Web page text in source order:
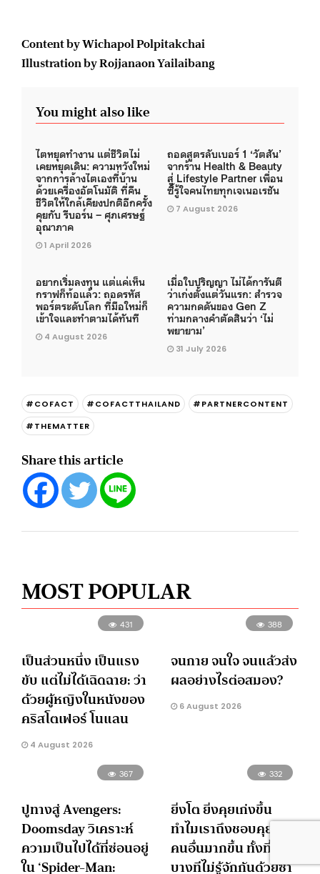
Content by Wichapol Polpitakchai
Illustration by Rojjanaon Yailaibang
You might also like
ไตหยุดทำงาน แต่ชีวิตไม่
เคยหยุดเดิน: ความหวังใหม่
จากการล้างไตเองที่บ้าน
ด้วยเครื่องอัตโนมัติ ที่คืน
ชีวิตให้ใกล้เคียงปกติอีกครั้ง
คุยกับ รีบอร์น – ศุภเศรษฐ์
อุณาภาค
1 April 2026
ถอดสูตรลับเบอร์ 1 ‘วัตสัน’
จากร้าน Health & Beauty
สู่ Lifestyle Partner เพื่อน
ซี้รู้ใจคนไทยทุกเจเนอเรชัน
7 August 2026
อยากเริ่มลงทุน แต่แค่เห็น
กราฟก็ท้อแล้ว: ถอดรหัส
พอร์ตระดับโลก ที่มือใหม่ก็
เข้าใจและทำตามได้ทันที
4 August 2026
เมื่อใบปริญญา ไม่ได้การันตี
ว่าเก่งตั้งแต่วันแรก: สำรวจ
ความกดดันของ Gen Z
ท่ามกลางคำตัดสินว่า ‘ไม่
พยายาม’
31 July 2026
#COFACT #COFACTTHAILAND
#PARTNERCONTENT
#THEMATTER
Share this article
MOST POPULAR
431
เป็นส่วนหนึ่ง เป็นแรง
ขับ แต่ไม่ได้เฉิดฉาย: ว่า
ด้วยผู้หญิงในหนังของ
คริสโตเฟอร์ โนแลน
4 August 2026
388
จนกาย จนใจ จนแล้วส่ง
ผลอย่างไรต่อสมอง?
6 August 2026
367
ปูทางสู่ Avengers:
Doomsday วิเคราะห์
ความเป็นไปได้ที่ซ่อนอยู่
ใน ‘Spider-Man:
332
ยิ่งโต ยิ่งคุยเก่งขึ้น
ทำไมเราถึงชอบคุยกับ
คนอื่นมากขึ้น ทั้งที่
บางทีไม่รู้จักกันด้วยซ้ำ